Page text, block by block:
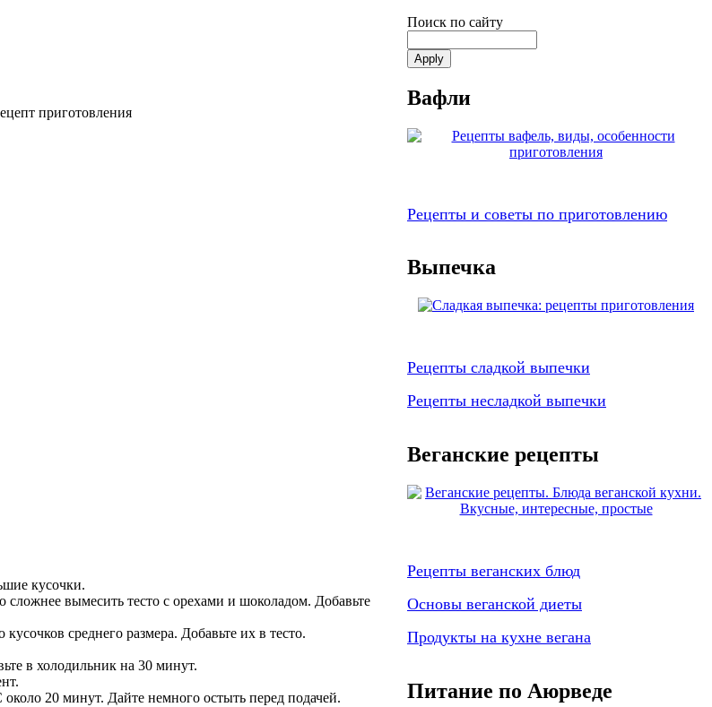
кусочки.
вымесить тесто с орехами и шоколадом. Добавьте
среднего размера. Добавьте их в тесто.
в холодильник на 30 минут.
20 минут. Дайте немного остыть перед подачей.
Поиск по сайту
Вафли
Рецепты и советы по приготовлению
Выпечка
Рецепты сладкой выпечки
Рецепты несладкой выпечки
Веганские рецепты
Рецепты веганских блюд
Основы веганской диеты
Продукты на кухне вегана
Питание по Аюрведе